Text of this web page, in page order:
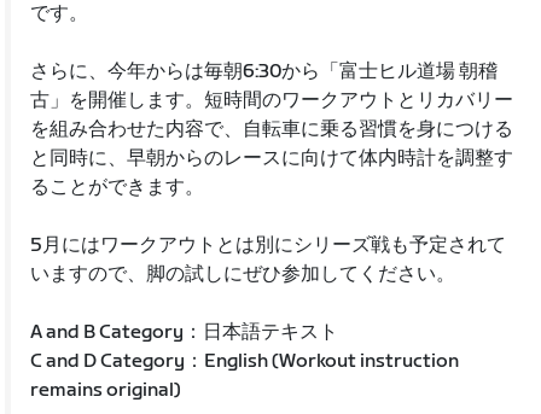
です。
さらに、今年からは毎朝6:30から「富士ヒル道場 朝稽
古」を開催します。短時間のワークアウトとリカバリー
を組み合わせた内容で、自転車に乗る習慣を身につける
と同時に、早朝からのレースに向けて体内時計を調整す
ることができます。
5月にはワークアウトとは別にシリーズ戦も予定されて
いますので、脚の試しにぜひ参加してください。
A and B Category：日本語テキスト
C and D Category：English (Workout instruction
remains original)